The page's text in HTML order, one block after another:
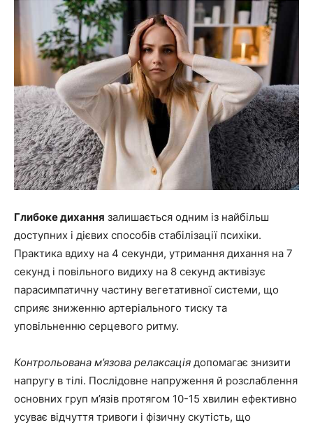
Глибоке дихання залишається одним із найбільш
доступних і дієвих способів стабілізації психіки.
Практика вдиху на 4 секунди, утримання дихання на 7
секунд і повільного видиху на 8 секунд активізує
парасимпатичну частину вегетативної системи, що
сприяє зниженню артеріального тиску та
уповільненню серцевого ритму.
Контрольована м’язова релаксація допомагає знизити
напругу в тілі. Послідовне напруження й розслаблення
основних груп м’язів протягом 10-15 хвилин ефективно
усуває відчуття тривоги і фізичну скутість, що